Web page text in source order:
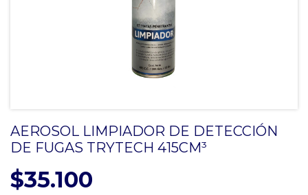
AEROSOL LIMPIADOR DE DETECCIÓN
DE FUGAS TRYTECH 415CM³
$35.100